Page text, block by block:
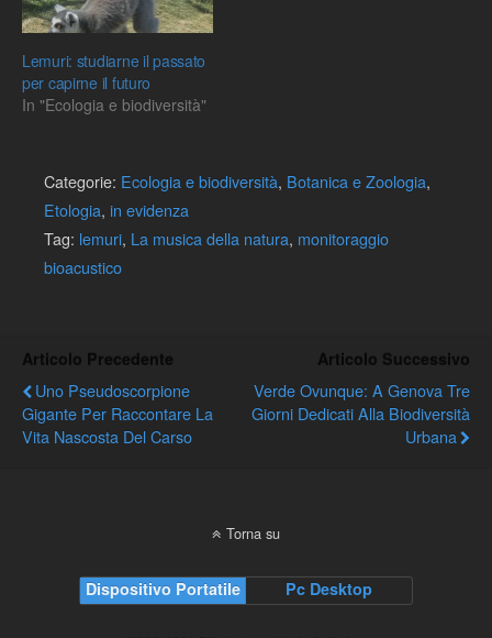
Lemuri: studiarne il passato
per capirne il futuro
In "Ecologia e biodiversità"
Categorie: Ecologia e biodiversità, Botanica e Zoologia,
Etologia, in evidenza
Tag: lemuri, La musica della natura, monitoraggio
bioacustico
Articolo Precedente
Uno Pseudoscorpione
Gigante Per Raccontare La
Vita Nascosta Del Carso
Articolo Successivo
Verde Ovunque: A Genova Tre
Giorni Dedicati Alla Biodiversità
Urbana
Torna su
Dispositivo Portatile Pc Desktop